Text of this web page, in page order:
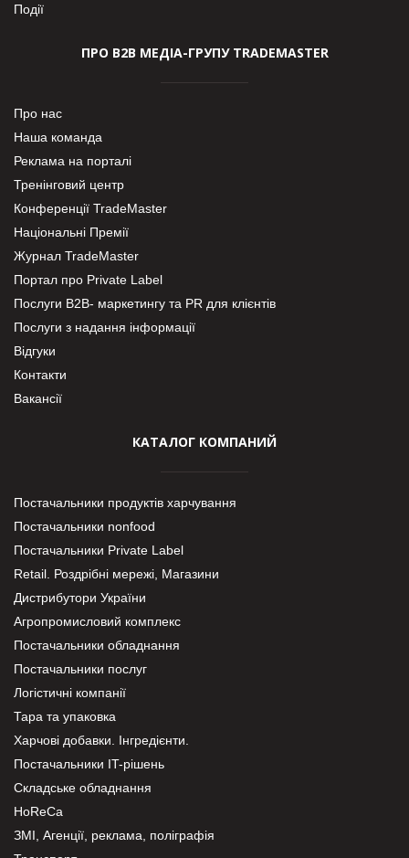
Події
ПРО В2В МЕДІА-ГРУПУ TRADEMASTER
Про нас
Наша команда
Реклама на порталі
Тренінговий центр
Конференції TradeMaster
Національні Премії
Журнал TradeMaster
Портал про Private Label
Послуги В2В- маркетингу та PR для клієнтів
Послуги з надання інформації
Відгуки
Контакти
Вакансії
КАТАЛОГ КОМПАНИЙ
Постачальники продуктів харчування
Постачальники nonfood
Постачальники Private Label
Retail. Роздрібні мережі, Магазини
Дистрибутори України
Агропромисловий комплекс
Постачальники обладнання
Постачальники послуг
Логістичні компанії
Тара та упаковка
Харчові добавки. Інгредієнти.
Постачальники IT-рішень
Складське обладнання
HoReCa
ЗМІ, Агенції, реклама, поліграфія